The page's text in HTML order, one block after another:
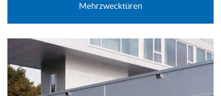
Mehrzwecktüren